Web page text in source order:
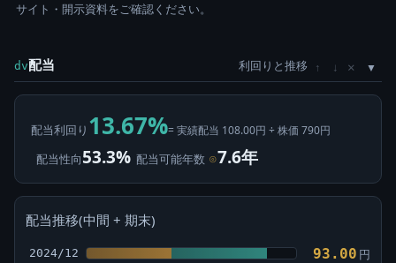
サイト・開示資料をご確認ください。
dv配当 利回りと推移 ↑ ↓ ×
配当利回り 13.67%= 実績配当 108.00円 ÷ 株価 790円
配当性向53.3% 配当可能年数 ⊙7.6年
配当推移(中間 + 期末)
2024/12 93.00 円